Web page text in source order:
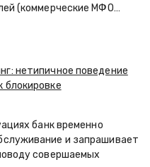
(коммерческие МФО…
нетипичное поведение
блокировке
банк временно
и запрашивает
совершаемых